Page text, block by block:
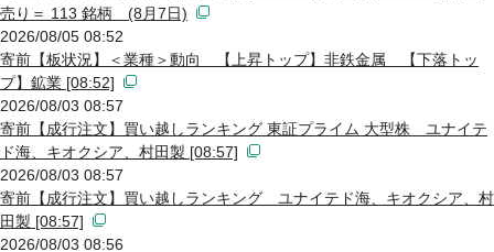
売り＝ 113 銘柄 (8月7日)
2026/08/05 08:52
寄前【板状況】＜業種＞動向 【上昇トップ】非鉄金属 【下落トッ
プ】鉱業 [08:52]
2026/08/03 08:57
寄前【成行注文】買い越しランキング 東証プライム 大型株 ユナイテ
ド海、キオクシア、村田製 [08:57]
2026/08/03 08:57
寄前【成行注文】買い越しランキング ユナイテド海、キオクシア、村
田製 [08:57]
2026/08/03 08:56